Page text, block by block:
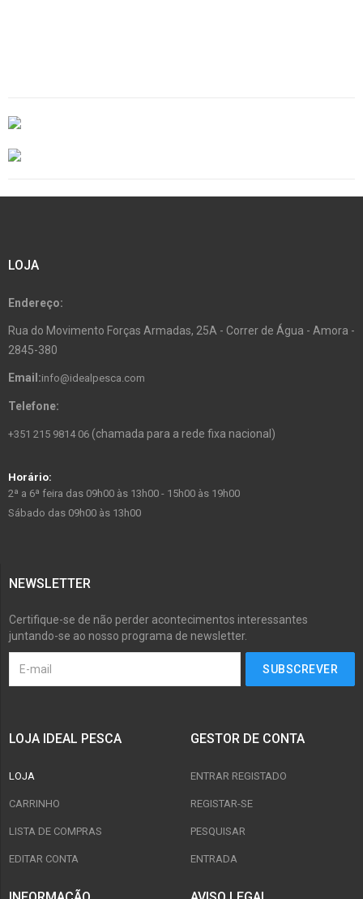
LOJA
Endereço:
Rua do Movimento Forças Armadas, 25A - Correr de Água - Amora -
2845-380
Email:info@idealpesca.com
Telefone:
+351 215 9814 06 (chamada para a rede fixa nacional)
Horário:
2ª a 6ª feira das 09h00 às 13h00 - 15h00 às 19h00
Sábado das 09h00 às 13h00
NEWSLETTER
Certifique-se de não perder acontecimentos interessantes
juntando-se ao nosso programa de newsletter.
LOJA IDEAL PESCA
LOJA
CARRINHO
LISTA DE COMPRAS
EDITAR CONTA
GESTOR DE CONTA
ENTRAR REGISTADO
REGISTAR-SE
PESQUISAR
ENTRADA